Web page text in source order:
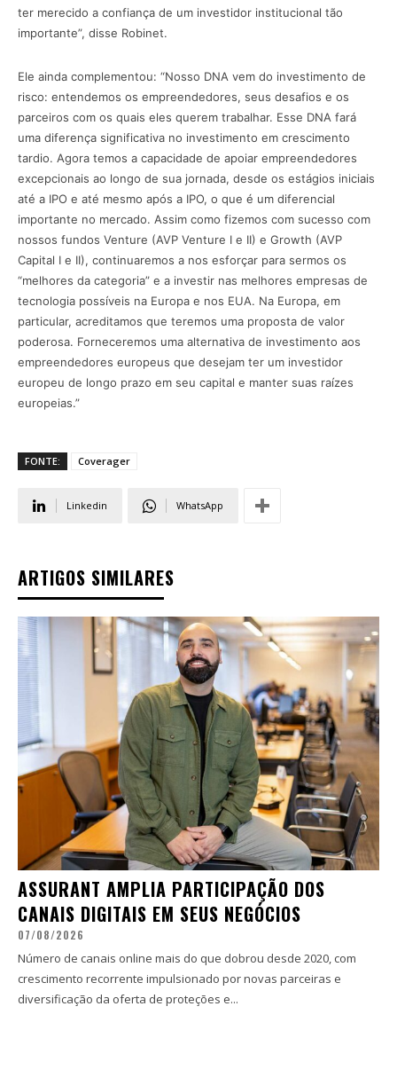
ter merecido a confiança de um investidor institucional tão
importante”, disse Robinet.
Ele ainda complementou: “Nosso DNA vem do investimento de
risco: entendemos os empreendedores, seus desafios e os
parceiros com os quais eles querem trabalhar. Esse DNA fará
uma diferença significativa no investimento em crescimento
tardio. Agora temos a capacidade de apoiar empreendedores
excepcionais ao longo de sua jornada, desde os estágios iniciais
até a IPO e até mesmo após a IPO, o que é um diferencial
importante no mercado. Assim como fizemos com sucesso com
nossos fundos Venture (AVP Venture I e II) e Growth (AVP
Capital I e II), continuaremos a nos esforçar para sermos os
“melhores da categoria” e a investir nas melhores empresas de
tecnologia possíveis na Europa e nos EUA. Na Europa, em
particular, acreditamos que teremos uma proposta de valor
poderosa. Forneceremos uma alternativa de investimento aos
empreendedores europeus que desejam ter um investidor
europeu de longo prazo em seu capital e manter suas raízes
europeias.”
FONTE: Coverager
Linkedin WhatsApp
ARTIGOS SIMILARES
ASSURANT AMPLIA PARTICIPAÇÃO DOS
CANAIS DIGITAIS EM SEUS NEGÓCIOS
07/08/2026
Número de canais online mais do que dobrou desde 2020, com
crescimento recorrente impulsionado por novas parceiras e
diversificação da oferta de proteções e...